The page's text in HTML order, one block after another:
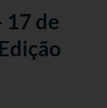
de